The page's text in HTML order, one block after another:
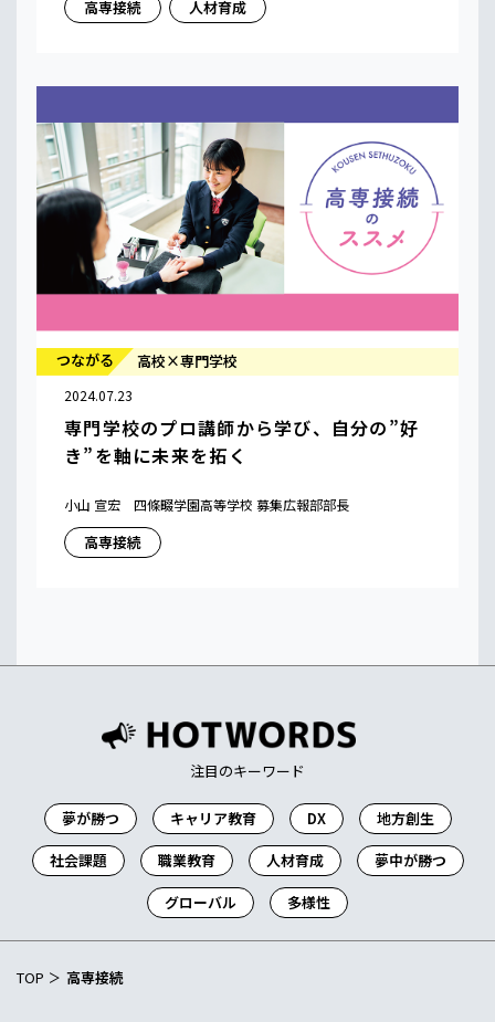
高専接続 人材育成
つながる 高校×専門学校
2024.07.23
専門学校のプロ講師から学び、自分の”好
き”を軸に未来を拓く
小山 宣宏 四條畷学園高等学校 募集広報部部長
高専接続
注目のキーワード
夢が勝つ キャリア教育 DX
地方創生
社会課題
職業教育 人材育成
夢中が勝つ
グローバル
多様性
TOP 高専接続